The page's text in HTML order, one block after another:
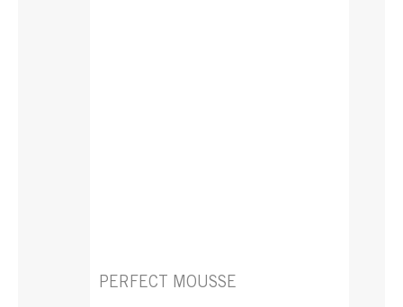
PERFECT MOUSSE